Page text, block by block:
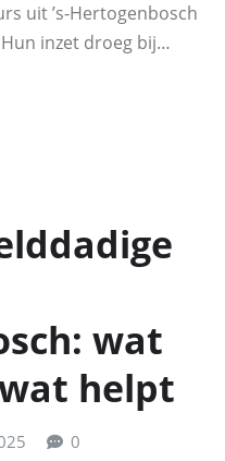
uit ’s-Hertogenbosch
inzet droeg bij…
wat
helpt
0